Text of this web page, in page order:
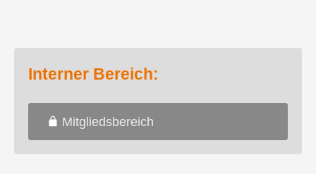
Interner Bereich:
Mitgliedsbereich